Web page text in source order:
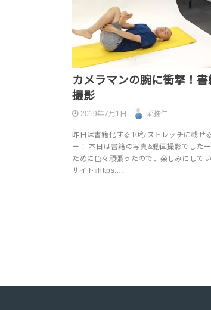
カメラマンの腕に衝撃！
撮影
2019年7月1日 柴雅仁
昨日は書籍化する10秒ストレッチに載せ
ー！ 本日は書籍の写真&動画撮影でした
ために色々頑張ったので、楽しみにして
サイト↓https:…